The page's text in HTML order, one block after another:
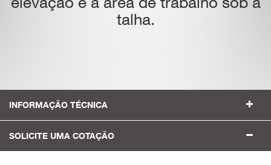
talha.
INFORMAÇÃO TÉCNICA
SOLICITE UMA COTAÇÃO